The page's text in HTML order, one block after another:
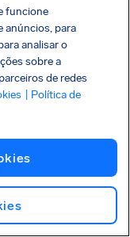
direto
a
a LATAM, mas
da AirHelp
a companhia
funcione
anúncios, para
analisar o
sobre a
de redes
| Política de